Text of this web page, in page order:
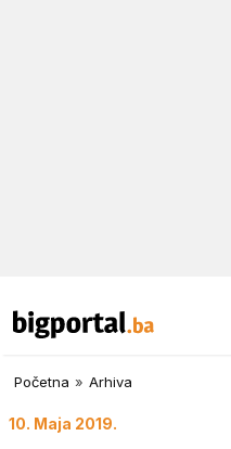
Početna » Arhiva
10. Maja 2019.